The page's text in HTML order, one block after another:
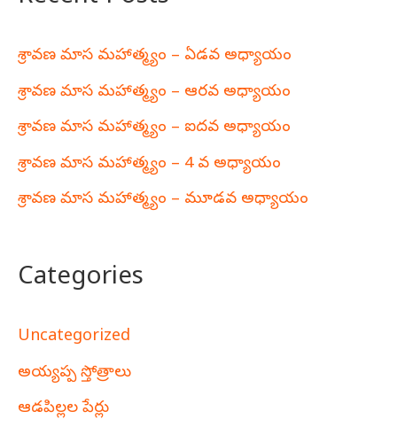
శ్రావణ మాస మహాత్మ్యం – ఏడవ అధ్యాయం
శ్రావణ మాస మహాత్మ్యం – ఆరవ అధ్యాయం
శ్రావణ మాస మహాత్మ్యం – ఐదవ అధ్యాయం
శ్రావణ మాస మహాత్మ్యం – 4 వ అధ్యాయం
శ్రావణ మాస మహాత్మ్యం – మూడవ అధ్యాయం
Categories
Uncategorized
అయ్యప్ప స్తోత్రాలు
ఆడపిల్లల పేర్లు